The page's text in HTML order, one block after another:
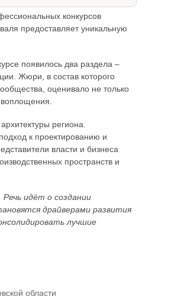
конкурсов
предоставляет уникальную
появилось два раздела –
Жюри, в состав которого
оценивало не только
региона.
к проектированию и
власти и бизнеса
пространств и
идёт о создании
драйверами развития
лучшие
области